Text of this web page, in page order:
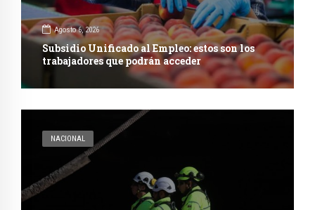
Agosto 6, 2026
Subsidio Unificado al Empleo: estos son los
trabajadores que podrán acceder
NACIONAL